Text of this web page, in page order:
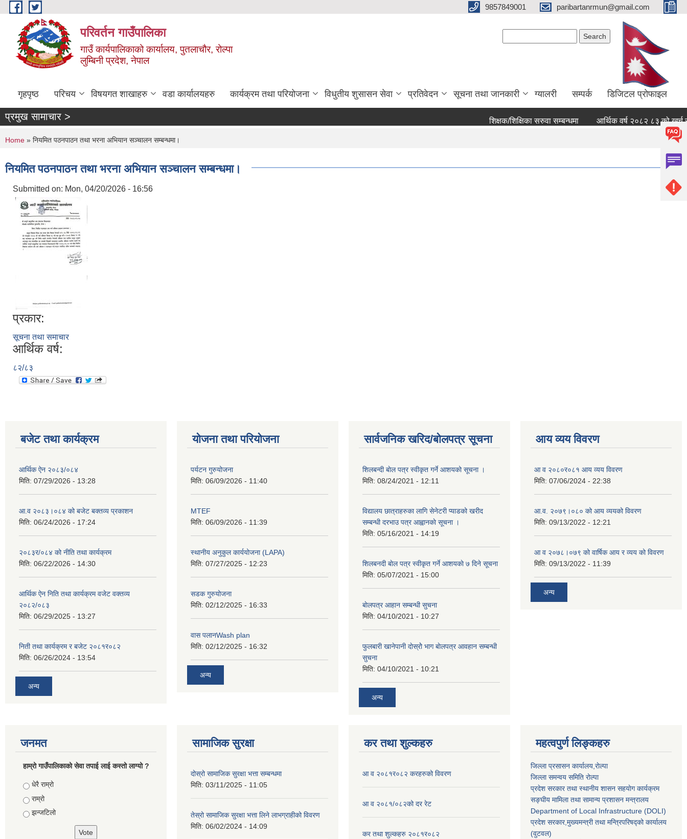
Skip to main content 9857849001 paribartanrmun@gmail.com
परिवर्तन गाउँपालिका
गाउँ कार्यपालिकाको कार्यालय, पुतलाचौर, रोल्पा
लुम्बिनी प्रदेश, नेपाल
गृहपृष्ठ परिचय विषयगत शाखाहरु वडा कार्यालयहरु कार्यक्रम तथा परियोजना विधुतीय शुसासन सेवा प्रतिवेदन सूचना तथा जानकारी ग्यालरी सम्पर्क डिजिटल प्रोफाइल
प्रमुख सामाचार > शिक्षक/शिक्षिका सरुवा सम्बन्धमा आर्थिक वर्ष २०८२ ८३ को खर्च
You are here
Home » नियमित पठनपाठन तथा भरना अभियान सञ्चालन सम्बन्धमा।
नियमित पठनपाठन तथा भरना अभियान सञ्चालन सम्बन्धमा।
Submitted on: Mon, 04/20/2026 - 16:56
प्रकार:
सूचना तथा समाचार
आर्थिक वर्ष:
८२/८३
बजेट तथा कार्यक्रम
आर्थिक ऐन २०८३/०८४
मिति: 07/29/2026 - 13:28
आ.व २०८३।०८४ को बजेट बक्तव्य प्रकाशन
मिति: 06/24/2026 - 17:24
२०८३र/०८४ को नीति तथा कार्यक्रम
मिति: 06/22/2026 - 14:30
आर्थिक ऐन निति तथा कार्यक्रम वजेट वक्तव्य
२०८२/०८३
मिति: 06/29/2025 - 13:27
निती तथा कार्यक्रम र बजेट २०८१र०८२
मिति: 06/26/2024 - 13:54
अन्य
योजना तथा परियोजना
पर्यटन गुरुयोजना
मिति: 06/09/2026 - 11:40
MTEF
मिति: 06/09/2026 - 11:39
स्थानीय अनुकुल कार्ययोजना (LAPA)
मिति: 07/27/2025 - 12:23
सडक गुरुयोजना
मिति: 02/12/2025 - 16:33
वास पलानWash plan
मिति: 02/12/2025 - 16:32
अन्य
सार्वजनिक खरिद/बोलपत्र सूचना
शिलबन्दी बाेल पत्र स्वीकृत गर्ने आशयको सूचना ।
मिति: 08/24/2021 - 12:11
विद्यालय छात्राहरुका लागि सेनेटरी प्याडको खरीद
सम्बन्धी दरभाउ पत्र आह्वानकाे सूचना ।
मिति: 05/16/2021 - 14:19
शिलबनदी बाेल पत्र स्वीकृत गर्ने आशयकाे ७ दिने सूचना
मिति: 05/07/2021 - 15:00
बाेलपत्र आहान सम्बन्धी सुचना
मिति: 04/10/2021 - 10:27
फुलबारी खानेपानी दाेस्राेे भाग बाेलपत्र आवहान सम्बन्धी
सुचना
मिति: 04/10/2021 - 10:21
अन्य
आय व्यय विवरण
आ व २०८०र०८१ आय व्यय विवरण
मिति: 07/06/2024 - 22:38
आ.व. २०७९।०८० को आय व्ययको विवरण
मिति: 09/13/2022 - 12:21
आ‍ व २०७८।०७९ को वार्षिक आय र व्यय को विवरण
मिति: 09/13/2022 - 11:39
अन्य
जनमत
हाम्रो गाउँपालिकाको सेवा तपाई लाई कस्तो लाग्यो ?
Choices
धेरै राम्रो
राम्रो
झन्जटिलो
सामाजिक सुरक्षा
दोस्रो सामाजिक सुरक्षा भत्ता सम्बन्धमा
मिति: 03/11/2025 - 11:05
तेस्रो सामाजिक सुरक्षा भत्ता लिने लाभग्राहीको विवरण
मिति: 06/02/2024 - 14:09
कर तथा शुल्कहरु
आ व २०८१र०८२ करहरुको विवरण
आ व २०८१/०८२को दर रेट
कर तथा शुल्कहरु २०८१र०८२
महत्वपुर्ण लिङ्कहरु
जिल्ला प्रसासन कार्यालय,राेल्पा
जिल्ला समन्वय समिति रोल्पा
प्रदेश सरकार तथा स्थानीय शासन सहयाेग कार्यक्रम
सङ्‍घीय मामिला तथा सामान्य प्रशासन मन्त्रालय
Department of Local Infrastructure (DOLI)
प्रदेश सरकार,मुख्यमन्त्री तथा मन्त्रिपरिषद्को कार्यालय
(वुटवल)